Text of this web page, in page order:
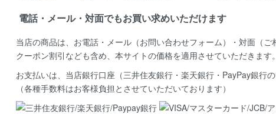
電話・メール・対面でもお買い求めいただけます
当店の商品は、お電話・メール（お問い合わせフォーム）・対面（ご
クーポン割引なども含め、本サイトの価格を適用させていただきます
お支払いは、当店銀行口座（三井住友銀行・楽天銀行・PayPay銀行
（各種手数料はお客様負担とさせていただいております）